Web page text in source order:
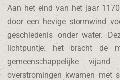
Aan het eind van het jaar
door een hevige stormwind
geschiedenis onder water.
lichtpuntje: het bracht de
gemeenschappelijke
overstromingen kwamen met